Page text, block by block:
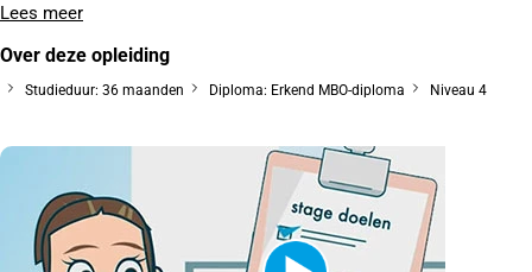
Lees meer
Over deze opleiding
Studieduur: 36 maanden Diploma: Erkend MBO-diploma Niveau 4